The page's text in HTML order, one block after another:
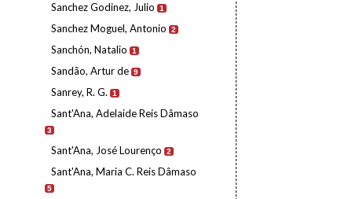
Sanchez Godinez, Julio 1
Sanchez Moguel, Antonio 2
Sanchón, Natalio 1
Sandão, Artur de 9
Sanrey, R. G. 1
Sant'Ana, Adelaide Reis Dâmaso
3
Sant'Ana, José Lourenço 2
Sant'Ana, Maria C. Reis Dâmaso
5